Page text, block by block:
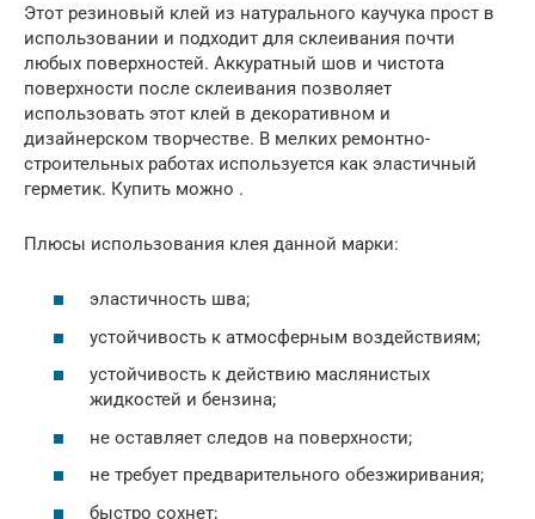
Этот резиновый клей из натурального каучука прост в
использовании и подходит для склеивания почти
любых поверхностей. Аккуратный шов и чистота
поверхности после склеивания позволяет
использовать этот клей в декоративном и
дизайнерском творчестве. В мелких ремонтно-
строительных работах используется как эластичный
герметик. Купить можно .
Плюсы использования клея данной марки:
эластичность шва;
устойчивость к атмосферным воздействиям;
устойчивость к действию маслянистых
жидкостей и бензина;
не оставляет следов на поверхности;
не требует предварительного обезжиривания;
быстро сохнет;